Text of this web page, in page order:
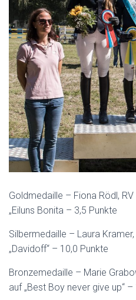
Goldmedaille – Fiona Rödl,
„Eiluns Bonita – 3,5 Punkte
Silbermedaille – Laura
„Davidoff“ – 10,0 Punkte
Bronzemedaille – Marie
auf „Best Boy never give up“